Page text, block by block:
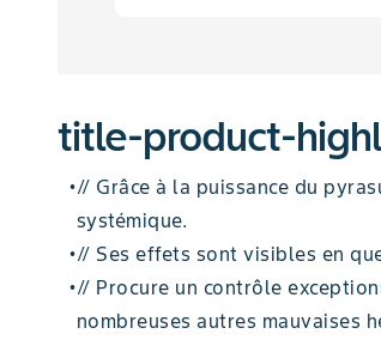
title-product-
•// Grâce à la puissance du
systémique.
•// Ses effets sont visibles en
•// Procure un contrôle
nombreuses autres mauvaises